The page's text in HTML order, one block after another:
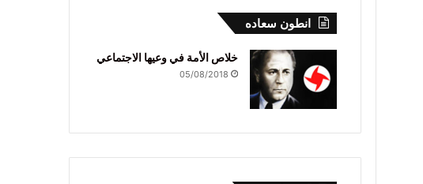
انطون سعاده
خلاص الأمة في وعيها الاجتماعي
05/08/2018